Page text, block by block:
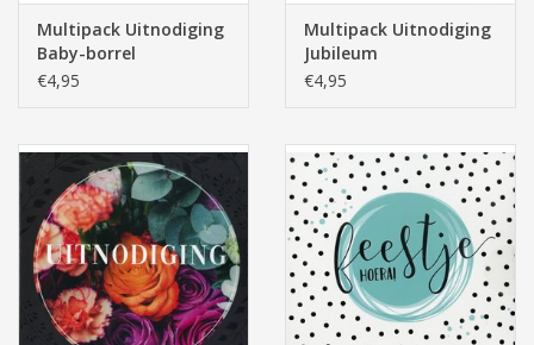
Multipack Uitnodiging
Baby-borrel
€4,95
Multipack Uitnodiging
Jubileum
€4,95